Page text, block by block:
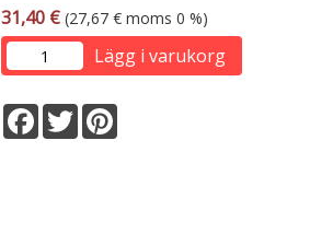
31,40 € (27,67 € moms 0 %)
Lägg i varukorg
Facebook
Twitter